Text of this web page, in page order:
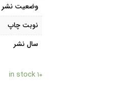
وضعیت نشر
نوبت چاپ
سال نشر
۱۰ in stock